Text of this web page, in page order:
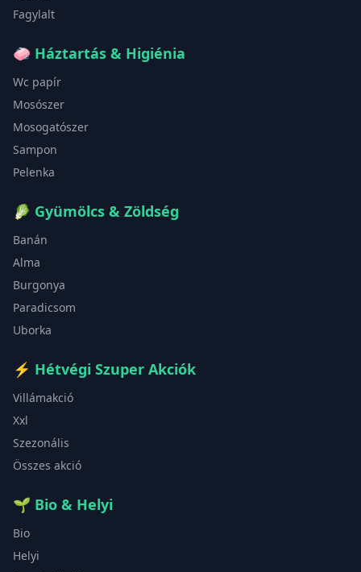
Fagylalt
🧼 Háztartás & Higiénia
Wc papír
Mosószer
Mosogatószer
Sampon
Pelenka
🥬 Gyümölcs & Zöldség
Banán
Alma
Burgonya
Paradicsom
Uborka
⚡ Hétvégi Szuper Akciók
Villámakció
Xxl
Szezonális
Összes akció
🌱 Bio & Helyi
Bio
Helyi